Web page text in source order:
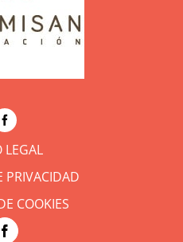
LEGAL
PRIVACIDAD
COOKIES